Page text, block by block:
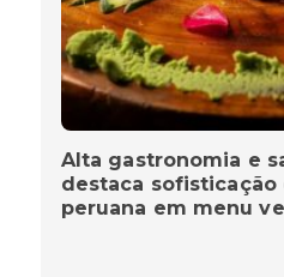
Alta gastronomia e
destaca
peruana em menu